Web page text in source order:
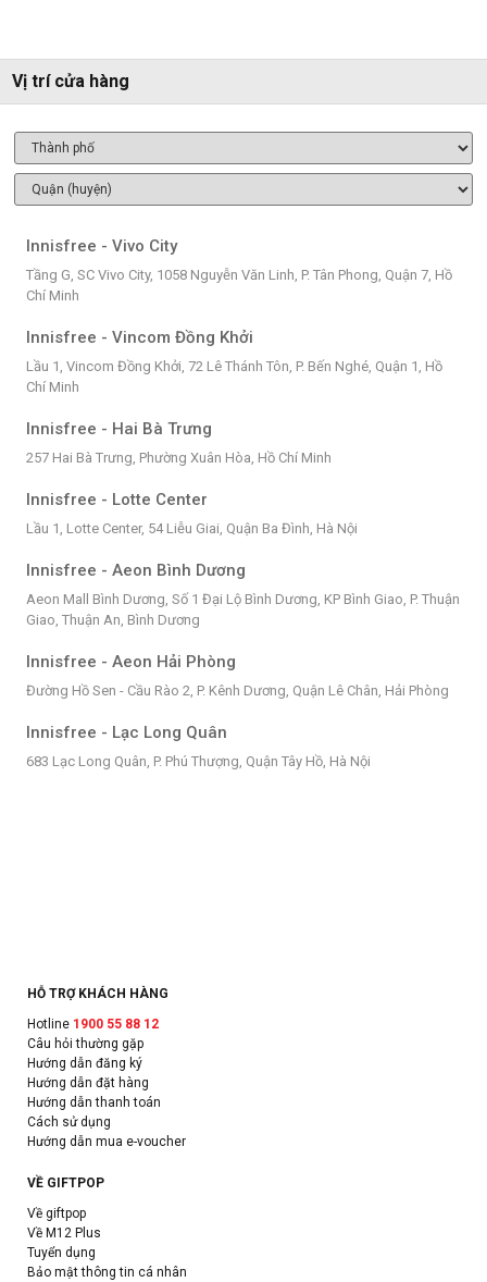
Vị trí cửa hàng
Innisfree - Vivo City
Tầng G, SC Vivo City, 1058 Nguyễn Văn Linh, P. Tân Phong, Quận 7, Hồ
Chí Minh
Innisfree - Vincom Đồng Khởi
Lầu 1, Vincom Đồng Khởi, 72 Lê Thánh Tôn, P. Bến Nghé, Quận 1, Hồ
Chí Minh
Innisfree - Hai Bà Trưng
257 Hai Bà Trưng, Phường Xuân Hòa, Hồ Chí Minh
Innisfree - Lotte Center
Lầu 1, Lotte Center, 54 Liễu Giai, Quận Ba Đình, Hà Nội
Innisfree - Aeon Bình Dương
Aeon Mall Bình Dương, Số 1 Đại Lộ Bình Dương, KP Bình Giao, P. Thuận
Giao, Thuận An, Bình Dương
Innisfree - Aeon Hải Phòng
Đường Hồ Sen - Cầu Rào 2, P. Kênh Dương, Quận Lê Chân, Hải Phòng
Innisfree - Lạc Long Quân
683 Lạc Long Quân, P. Phú Thượng, Quận Tây Hồ, Hà Nội
HỖ TRỢ KHÁCH HÀNG
Hotline 1900 55 88 12
Câu hỏi thường gặp
Hướng dẫn đăng ký
Hướng dẫn đặt hàng
Hướng dẫn thanh toán
Cách sử dụng
Hướng dẫn mua e-voucher
VỀ GIFTPOP
Về giftpop
Về M12 Plus
Tuyển dụng
Bảo mật thông tin cá nhân